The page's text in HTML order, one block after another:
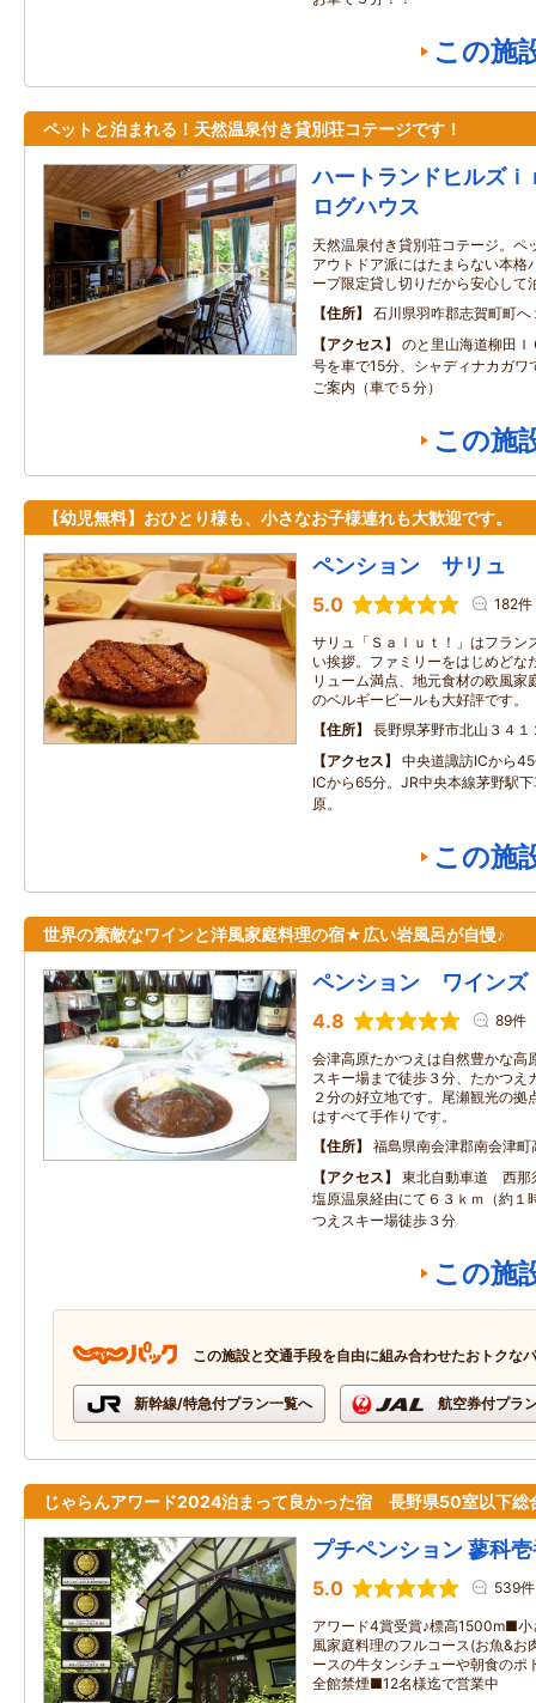
この施
ペットと泊まれる！天然温泉付き貸別荘コテージです！
ハートランドヒルズｉ
ログハウス
天然温泉付き貸別荘コテージ。ペ
アウトドア派にはたまらない本格
ープ限定貸し切りだから安心して
住所
石川県羽咋郡志賀町町へ
アクセス
のと里山海道柳田
号を車で15分、シャディナカガワ
ご案内（車で５分）
この施
【幼児無料】おひとり様も、小さなお子様連れも大歓迎です。
ペンション サリュ
5.0 182件
サリュ「Ｓａｌｕｔ！」はフラン
い挨拶。ファミリーをはじめどな
リューム満点、地元食材の欧風家
のベルギービールも大好評です。
住所
長野県茅野市北山３４１
アクセス
中央道諏訪ICから
ICから65分。JR中央本線茅野駅
原。
この施
世界の素敵なワインと洋風家庭料理の宿★広い岩風呂が自慢♪
ペンション ワインズ
4.8 89件
会津高原たかつえは自然豊かな高
スキー場まで徒歩３分、たかつえ
２分の好立地です。尾瀬観光の拠
はすべて手作りです。
住所
福島県南会津郡南会津町
アクセス
東北自動車道 西那
塩原温泉経由にて６３ｋｍ（約１
つえスキー場徒歩３分
この施
この施設と交通手段を自由に組み合わせたおトクな
新幹線/特急付プラン一覧へ 航空券付プラ
じゃらんアワード2024泊まって良かった宿 長野県50室以下総
プチペンション 蓼科
5.0 539件
アワード4賞受賞♪標高1500m■
風家庭料理のフルコース(お魚&
ースの牛タンシチューや朝食の
全館禁煙■12名様迄で営業中